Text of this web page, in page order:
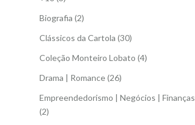
Biografia (2)
Clássicos da Cartola (30)
Coleção Monteiro Lobato (4)
Drama | Romance(26)
Empreendedorismo | Negócios | Finanças
(2)